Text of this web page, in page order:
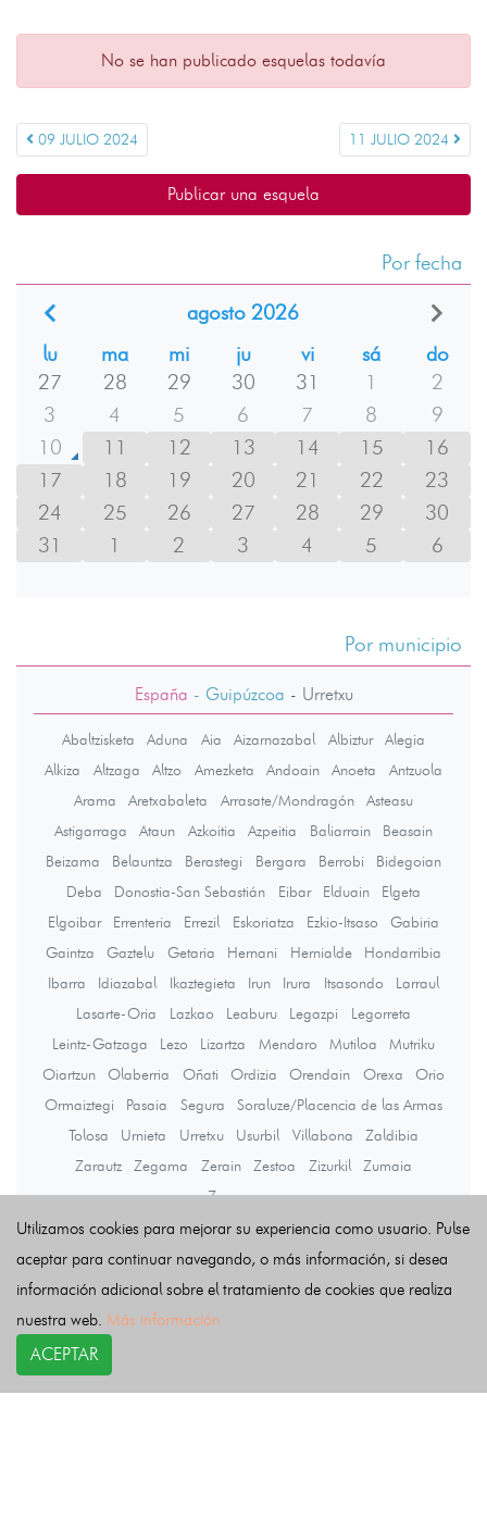
No se han publicado esquelas todavía
09 JULIO 2024 11 JULIO 2024
Publicar una esquela
Por fecha
agosto 2026
lu
ma mi ju vi sá
do
27
28 29 30 31 1
2
3
4 5 6 7 8
9
10
11 12 13 14 15
16
17
18 19 20 21 22
23
24
25 26 27 28 29
30
31
1 2 3 4 5 6
Por municipio
España - Guipúzcoa - Urretxu
Abaltzisketa Aduna Aia Aizarnazabal Albiztur
Alegia
Alkiza
Altzaga Altzo Amezketa Andoain Anoeta
Antzuola
Arama
Aretxabaleta Arrasate/Mondragón
Asteasu
Astigarraga
Ataun Azkoitia Azpeitia Baliarrain
Beasain
Beizama
Belauntza Berastegi Bergara Berrobi
Bidegoian
Deba
Donostia-San Sebastián Eibar Elduain
Elgeta
Elgoibar
Errenteria Errezil Eskoriatza Ezkio-Itsaso
Gabiria
Gaintza
Gaztelu Getaria Hernani Hernialde
Hondarribia
Ibarra
Idiazabal Ikaztegieta Irun Irura Itsasondo
Larraul
Lasarte-Oria
Lazkao Leaburu Legazpi
Legorreta
Leintz-Gatzaga
Lezo Lizartza Mendaro Mutiloa
Mutriku
Oiartzun
Olaberria Oñati Ordizia Orendain Orexa
Orio
Ormaiztegi
Pasaia Segura
Soraluze/Placencia de las Armas
Tolosa
Urnieta Urretxu Usurbil Villabona
Zaldibia
Zarautz
Zegama Zerain Zestoa Zizurkil
Zumaia
Zumarraga
Últimas noticias
Utilizamos cookies para mejorar su experiencia como usuario. Pulse
aceptar para continuar navegando, o más información, si desea
información adicional sobre el tratamiento de cookies que realiza
nuestra web. Más información
ACEPTAR